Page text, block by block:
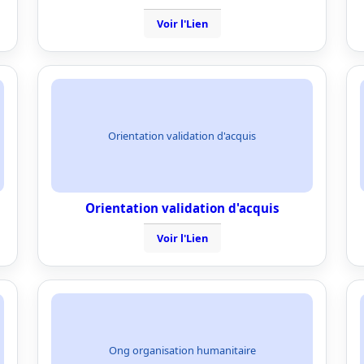
Voir l'Lien
Orientation validation d'acquis
Orientation validation d'acquis
Voir l'Lien
Ong organisation humanitaire